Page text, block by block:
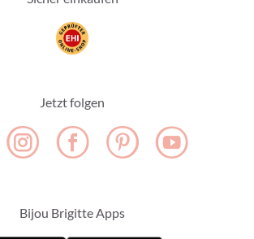
Jetzt folgen
Bijou Brigitte Apps